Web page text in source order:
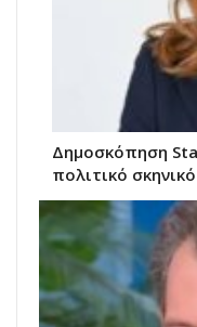
Δημοσκόπηση
πολιτικό σκηνικό